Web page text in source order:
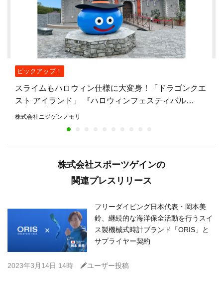
ピックアップ！
スライムもハロウィン仕様に大変身！「ドラゴンクエ
スト アイランド」 『ハロウィンフェスティバル
2026』開催決定！～いたずらモンスターたちがやって
株式会社ニジゲンノモリ
株式会社スポーツゲインの
関連プレスリリース
フリーダイビング日本代表・岡本美
鈴、継続的な海洋保全活動を行うスイ
ス製機械式時計ブランド「ORIS」と
サプライヤー契約
2023年3月14日 14時 Cユーザー投稿